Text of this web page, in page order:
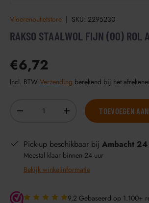
Vloerenoutletstore | SKU: 2295230
RAKSO STAALWOL FIJN (00) ROL
€6,72
Incl. BTW Verzending berekend bij het
-
+ TOEVOEGEN
Pick-up beschikbaar bij Ambacht 24
Meestal klaar binnen 24 uur
Bekijk winkelinformatie
9,2 Gebaseerd op 1.100+